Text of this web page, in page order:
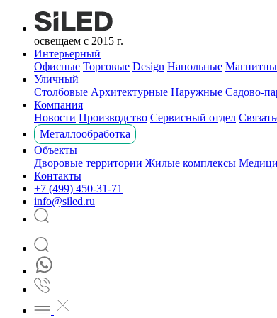
освещаем с 2015 г.
Интерьерный
Офисные Торговые Design Напольные
Уличный
Столбовые Архитектурные Наружные Садово-
Компания
Новости Производство Сервисный отдел
Металлообработка
Объекты
Дворовые территории Жилые комплексы
Контакты
+7 (499) 450-31-71
info@siled.ru